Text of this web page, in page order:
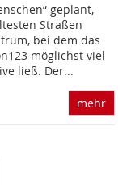
geplant,
Straßen
bei dem das
möglichst viel
ließ. Der...
mehr